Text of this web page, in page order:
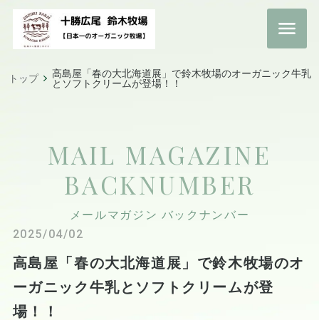
トップ
高島屋「春の大北海道展」で鈴木牧場のオーガニック牛乳
とソフトクリームが登場！！
MAIL MAGAZINE
BACKNUMBER
メールマガジン バックナンバー
2025/04/02
高島屋「春の大北海道展」で鈴木牧場のオ
ーガニック牛乳とソフトクリームが登
場！！